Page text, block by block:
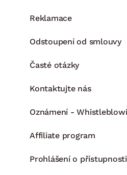
Reklamace
Odstoupení od smlouvy
Časté otázky
Kontaktujte nás
Oznámení -
Affiliate program
Prohlášení o přístupnosti